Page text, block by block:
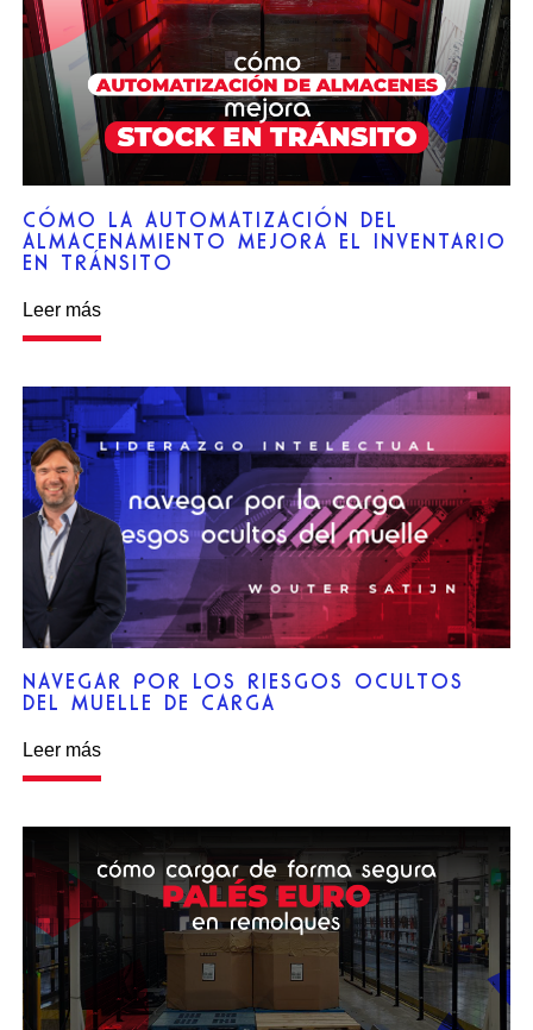
CÓMO LA AUTOMATIZACIÓN DEL
ALMACENAMIENTO MEJORA EL INVENTARIO
EN TRÁNSITO
Leer más
NAVEGAR POR LOS RIESGOS OCULTOS
DEL MUELLE DE CARGA
Leer más